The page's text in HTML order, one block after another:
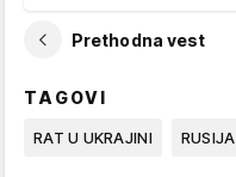
Prethodna vest
TAGOVI
RAT U UKRAJINI RUSIJA